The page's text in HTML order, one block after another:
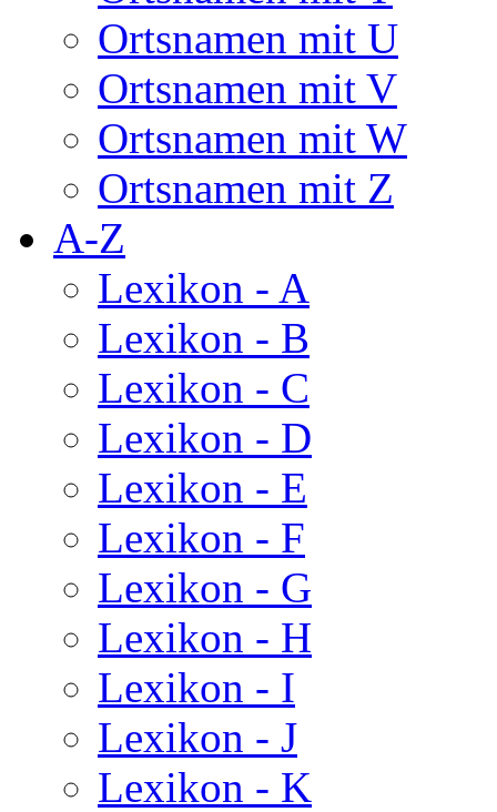
Ortsnamen mit U
Ortsnamen mit V
Ortsnamen mit W
Ortsnamen mit Z
A-Z
Lexikon - A
Lexikon - B
Lexikon - C
Lexikon - D
Lexikon - E
Lexikon - F
Lexikon - G
Lexikon - H
Lexikon - I
Lexikon - J
Lexikon - K